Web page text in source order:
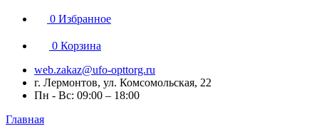
0 Избранное
0 Корзина
web.zakaz@ufo-opttorg.ru
г. Лермонтов, ул. Комсомольская, 22
Пн - Вс: 09:00 – 18:00
Главная